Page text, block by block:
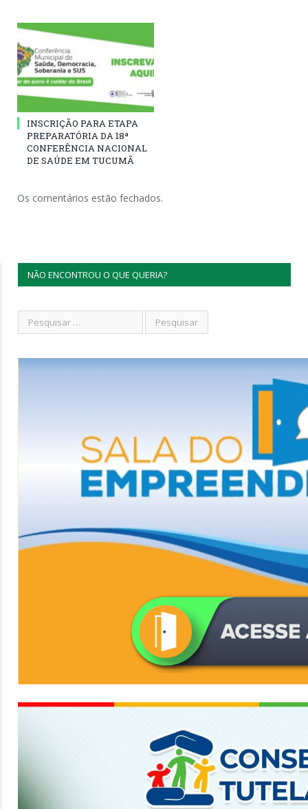
INSCRIÇÃO PARA ETAPA
PREPARATÓRIA DA 18ª
CONFERÊNCIA NACIONAL
DE SAÚDE EM TUCUMÃ
Os comentários estão fechados.
NÃO ENCONTROU O QUE QUERIA?